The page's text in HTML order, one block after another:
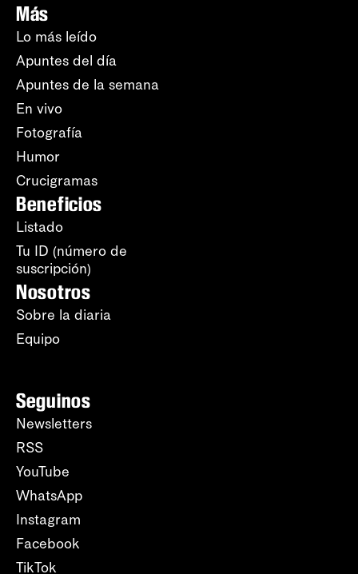
Más
Lo más leído
Apuntes del día
Apuntes de la semana
En vivo
Fotografía
Humor
Crucigramas
Beneficios
Listado
Tu ID (número de
suscripción)
Nosotros
Sobre la diaria
Equipo
Seguinos
Newsletters
RSS
YouTube
WhatsApp
Instagram
Facebook
TikTok